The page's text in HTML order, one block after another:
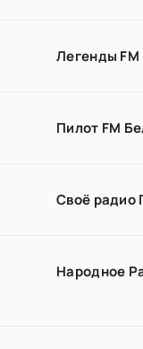
Легенды FM
Пилот FM
Своё радио
Народное